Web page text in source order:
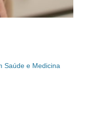
Saúde e Medicina